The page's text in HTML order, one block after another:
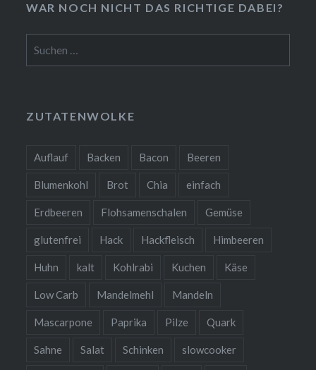
WAR NOCH NICHT DAS RICHTIGE DABEI?
nach:
ZUTATENWOLKE
Auflauf Backen Bacon Beeren
Blumenkohl Brot Chia einfach
Erdbeeren Flohsamenschalen Gemüse
glutenfrei Hack Hackfleisch Himbeeren
Huhn kalt Kohlrabi Kuchen Käse
Low Carb Mandelmehl Mandeln
Mascarpone Paprika Pilze Quark
Sahne Salat Schinken slowcooker